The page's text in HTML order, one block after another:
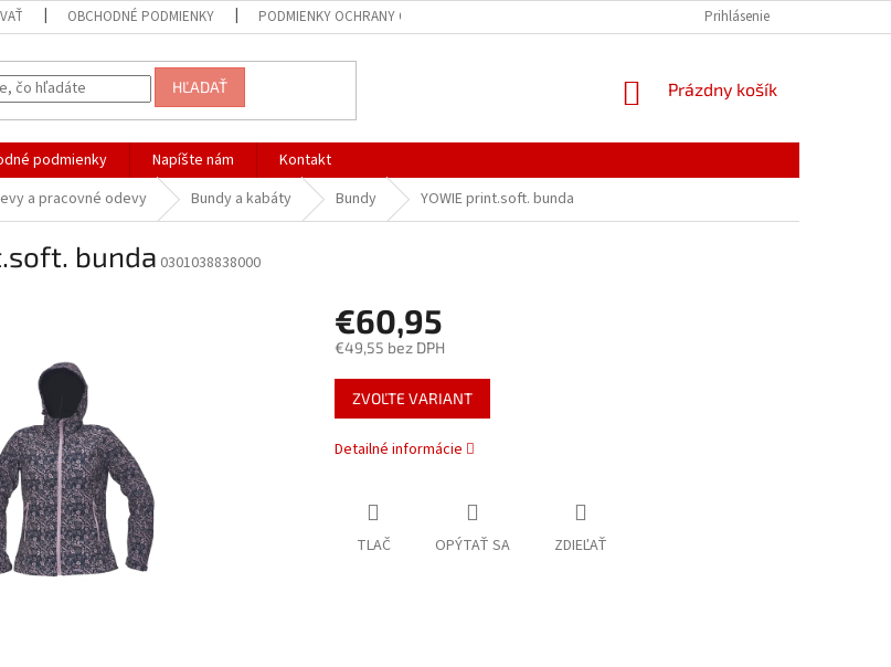
OBCHODNÉ PODMIENKY PODMIENKY OCHRANY OSOBNÝCH ÚDAJOV Prihlásenie
HĽADAŤ
NÁKUPNÝ
Prázdny košík
podmienky Napíšte nám
Kontakt
a pracovné odevy Bundy a kabáty Bundy YOWIE print.soft. bunda
bunda 0301038838000
€60,95
€49,55 bez DPH
Jednotková
cena:
ZVOĽTE VARIANT
Detailné informácie
TLAČ OPÝTAŤ SA ZDIEĽAŤ